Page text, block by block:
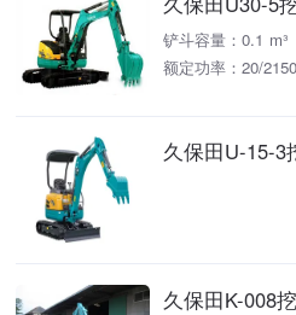
铲斗容量：0.1 m³
额定功率：20/
久保田U-15-3
久保田K-008